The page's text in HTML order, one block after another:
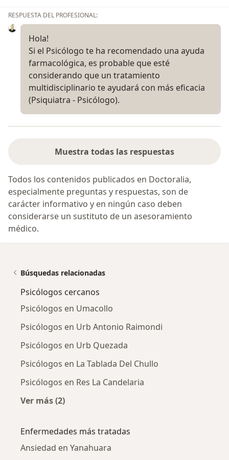
RESPUESTA DEL PROFESIONAL:
Hola!
Si el Psicólogo te ha recomendado una ayuda
farmacológica, es probable que esté
considerando que un tratamiento
multidisciplinario te ayudará con más eficacia
(Psiquiatra - Psicólogo).
Muestra todas las respuestas
Todos los contenidos publicados en Doctoralia,
especialmente preguntas y respuestas, son de
carácter informativo y en ningún caso deben
considerarse un sustituto de un asesoramiento
médico.
Búsquedas relacionadas
Psicólogos cercanos
Psicólogos en Umacollo
Psicólogos en Urb Antonio Raimondi
Psicólogos en Urb Quezada
Psicólogos en La Tablada Del Chullo
Psicólogos en Res La Candelaria
Ver más (2)
Enfermedades más tratadas
Ansiedad en Yanahuara